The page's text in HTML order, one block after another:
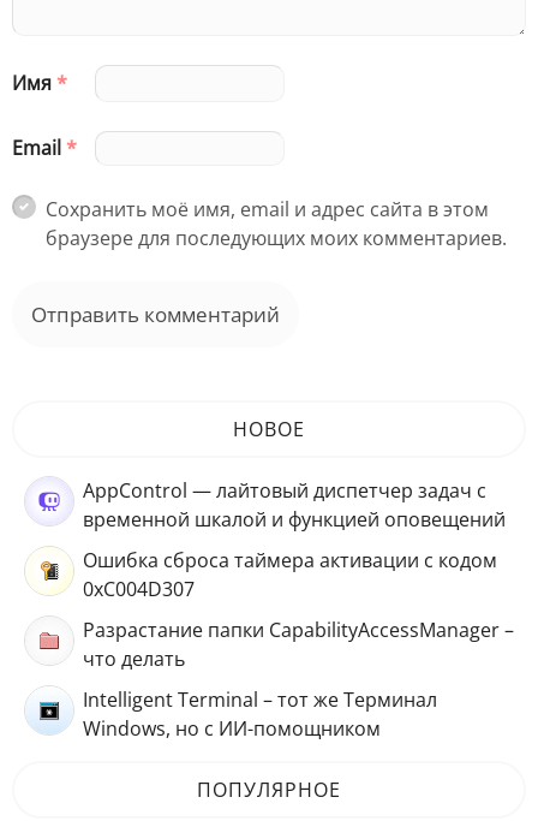
Имя*
Email*
Сохранить моё имя, email и адрес сайта в этом
браузере для последующих моих комментариев.
НОВОЕ
AppControl — лайтовый диспетчер задач с
временной шкалой и функцией оповещений
Ошибка сброса таймера активации с кодом
0xC004D307
Разрастание папки CapabilityAccessManager –
что делать
Intelligent Terminal – тот же Терминал
Windows, но с ИИ-помощником
ПОПУЛЯРНОЕ